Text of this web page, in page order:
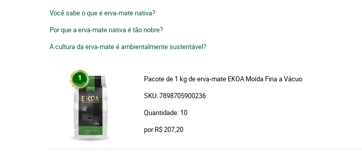
Você sabe o que é erva-mate nativa?
Por que a erva-mate nativa é tão nobre?
A cultura da erva-mate é ambientalmente sustentável?
Pacote de 1 kg de erva-mate EKOA Moída Fina a Vácuo
SKU: 7898705900236
Quantidade: 10
porR$ 207,20